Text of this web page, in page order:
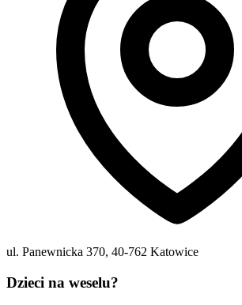
ul. Panewnicka 370, 40-762 Katowice
Dzieci na weselu?